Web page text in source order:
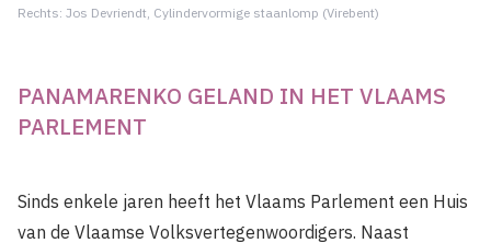
Rechts: Jos Devriendt, Cylindervormige staanlomp (Virebent)
PANAMARENKO GELAND IN HET VLAAMS
PARLEMENT
Sinds enkele jaren heeft het Vlaams Parlement een Huis
van de Vlaamse Volksvertegenwoordigers. Naast